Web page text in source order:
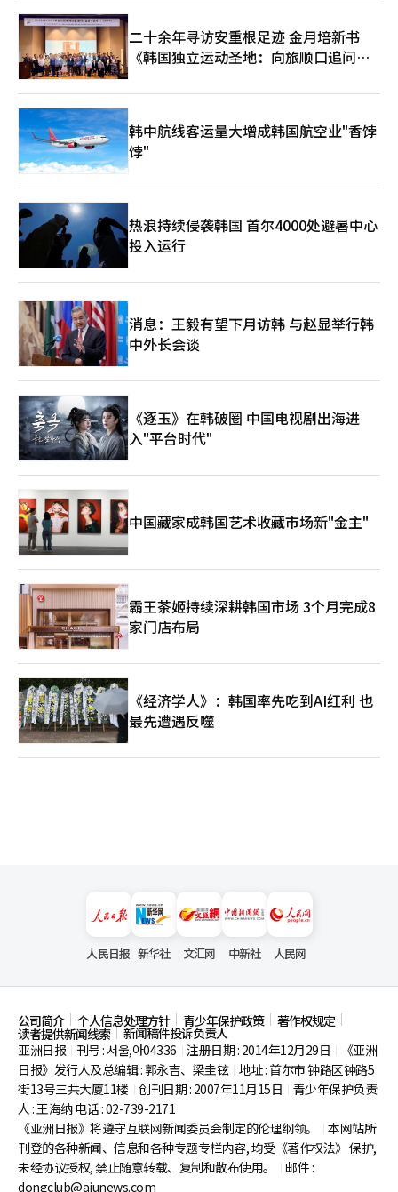
性”和“独特概念”与西方市场趋势契合度的标准。尤其是360度
舞台设计等空间利用能力，预计将在北美和欧洲的大型竞技场演出
中更加闪耀。专家认为，IVE通过此次巡演，不仅会巩固K-pop粉
丝群体，还将向当地大众展示其“表演实力强”的艺术家形象。
IVE的成功在于将粉丝视为“航海的伙伴”而非舞台的旁观者。演
出中设置的寻宝任务、利用LED屏幕的参与型内容、遍布观众席的
安可舞台，赋予了粉丝“我们成就IVE”的强烈归属感。这与全球
娱乐市场的核心关键词“粉丝参与”完全一致。IVE是最聪明地利
用这一趋势的组合。成员们在空白期中坦诚分享恐惧，并通过音乐
回馈粉丝的安慰，这种“真诚叙事”是全球粉丝将IVE视为“自己
人”而非简单明星的最强有力武器。正如成员们所说，“IVE将永
远与DIVE同行”，她们不仅是舞台上的女神，也是并肩游泳的伙
伴。随着4月开始的巡演，全球音乐迷的目光聚焦于IVE如何再次将
2026年的K-pop市场染成“紫色”。※ 本报道经人工智能（AI）
系统翻译与编辑。
二十余年寻访安重根足迹 金月培新书
《韩国独立运动圣地：向旅顺口追问历
韩中航线客运量大增成韩国航空业"香饽
饽"
热浪持续侵袭韩国 首尔4000处避暑中心
投入运行
消息：王毅有望下月访韩 与赵显举行韩
中外长会谈
《逐玉》在韩破圈 中国电视剧出海进
入"平台时代"
中国藏家成韩国艺术收藏市场新"金主"
霸王茶姬持续深耕韩国市场 3个月完成8
家门店布局
《经济学人》：韩国率先吃到AI红利 也
最先遭遇反噬
人民日报 新华社 文汇网 中新社 人民网
公司简介 个人信息处理方针 青少年保护政策 著作权规定
读者提供新闻线索
新闻稿件投诉负责人
亚洲日报
刊号 : 서울,아04336 注册日期 : 2014年12月29日
《亚洲
日报》发行人及总编辑 : 郭永吉、梁圭铉 地址 : 首尔市钟路区钟路5
街13号三共大厦11楼 创刊日期 : 2007年11月15日
青少年保护负责
人 : 王海纳 电话 : 02-739-2171
《亚洲日报》将遵守互联网新闻委员会制定的伦理纲领。
本网站所
刊登的各种新闻、信息和各种专题专栏内容, 均受《著作权法》 保护,
未经协议授权, 禁止随意转载、复制和散布使用。
邮件 :
dongclub@ajunews.com